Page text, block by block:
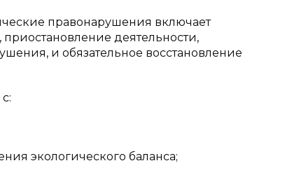
правонарушения включает
деятельности,
и обязательное восстановление
экологического баланса;